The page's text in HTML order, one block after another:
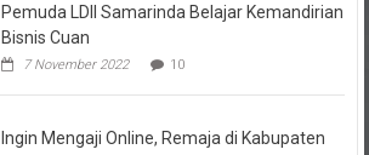
Bisnis Cuan
7 November 2022
Paser ini Naik Bukit Mencari Sinyal